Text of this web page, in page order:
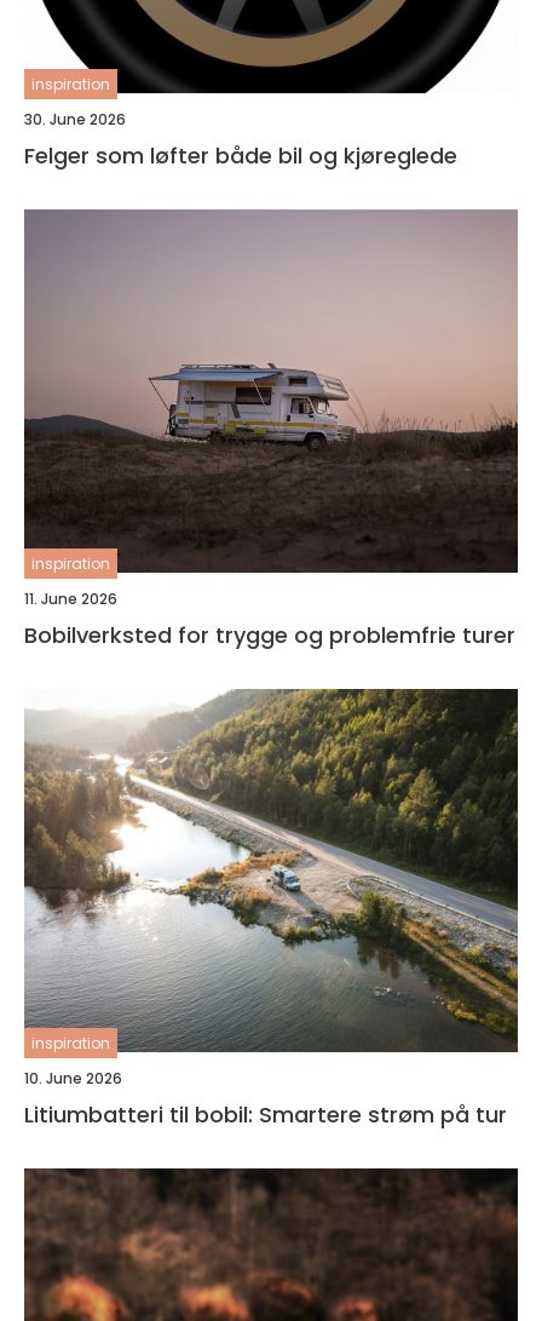
inspiration
30. June 2026
Felger som løfter både bil og kjøreglede
inspiration
11. June 2026
Bobilverksted for trygge og problemfrie turer
inspiration
10. June 2026
Litiumbatteri til bobil: Smartere strøm på tur